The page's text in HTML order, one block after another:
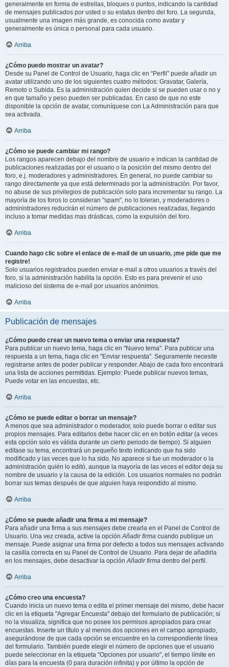
generalmente en forma de estrellas, bloques o puntos, indicando la cantidad
de mensajes publicados por usted o su estatus dentro del foro. La segunda,
usualmente una imagen más grande, es conocida como avatar y
generalmente es única o personal para cada usuario.
Arriba
¿Cómo puedo mostrar un avatar?
Desde su Panel de Control de Usuario, haga clic en “Perfil” puede añadir un
avatar utilizando uno de los siguientes cuatro métodos: Gravatar, Galería,
Remoto o Subida. Es la administración quien decide si se pueden usar o no y
en que tamaño y peso pueden ser publicadas. En caso de que no este
disponible la opción de avatar, comuníquese con La Administración para que
sea activada.
Arriba
¿Cómo se puede cambiar mi rango?
Los rangos aparecen debajo del nombre de usuario e indican la cantidad de
publicaciones realizadas por el usuario o la posición del mismo dentro del
foro, e.j. moderadores y administradores. En general, no puede cambiar su
rango directamente ya que está determinado por la administración. Por favor,
no abuse de sus privilegios de publicación solo para incrementar su rango. La
mayoría de los foros lo consideran "spam", no lo toleran, y moderadores o
administradores reducirán el número de publicaciones realizadas, llegando
incluso a tomar medidas mas drásticas, como la expulsión del foro.
Arriba
Cuando hago clic sobre el enlace de e-mail de un usuario, ¡me pide que me
registre!
Solo usuarios registrados pueden enviar e-mail a otros usuarios a través del
foro, si la administración habilita la opción. Esto es para prevenir el uso
malicioso del sistema de e-mail por usuarios anónimos.
Arriba
Publicación de mensajes
¿Cómo puedo crear un nuevo tema o enviar una respuesta?
Para publicar un nuevo tema, haga clic en "Nuevo tema". Para publicar una
respuesta a un tema, haga clic en "Enviar respuesta". Seguramente necesite
registrarse antes de poder publicar y responder. Abajo de cada foro encontrará
una lista de acciones permitidas. Ejemplo: Puede publicar nuevos temas,
Puede votar en las encuestas, etc.
Arriba
¿Cómo se puede editar o borrar un mensaje?
A menos que sea administrador o moderador, solo puede borrar o editar sus
propios mensajes. Para editarlos debe hacer clic en en botón editar(a veces
esta opción solo es válida durante un cierto periodo de tiempo). Si alguien
editase su tema, encontrará un pequeño texto indicando que ha sido
modificado y las veces que lo ha sido. No aparece si fue un moderador o la
administración quién lo editó, aunque la mayoría de las veces el editor deja su
nombre de usuario y la causa de la edición. Los usuarios normales no podrán
borrar sus temas después de que alguien haya respondido al mismo.
Arriba
¿Cómo se puede añadir una firma a mi mensaje?
Para añadir una firma a sus mensajes debe crearla en el Panel de Control de
Usuario. Una vez creada, active la opciónAñadir firma cuando publique un
mensaje. Puede asignar una firma por defecto a todos sus mensajes activando
la casilla correcta en su Panel de Control de Usuario. Para dejar de añadirla
en los mensajes, debe desactivar la opciónAñadir firma dentro del perfil.
Arriba
¿Cómo creo una encuesta?
Cuando inicia un nuevo tema o edita el primer mensaje del mismo, debe hacer
clic en la etiqueta "Agregar Encuesta" debajo del formulario de publicación; si
no la visualiza, significa que no posee los permisos apropiados para crear
encuestas. Inserte un título y al menos dos opciones en el campo apropiado,
asegurándose de que cada opción se encuentre en la correspondiente línea
del formulario. También puede elegir el número de opciones que el usuario
puede seleccionar en la etiqueta "Opciones por usuario", el tiempo límite en
días para la encuesta (0 para duración infinita) y por último la opción de